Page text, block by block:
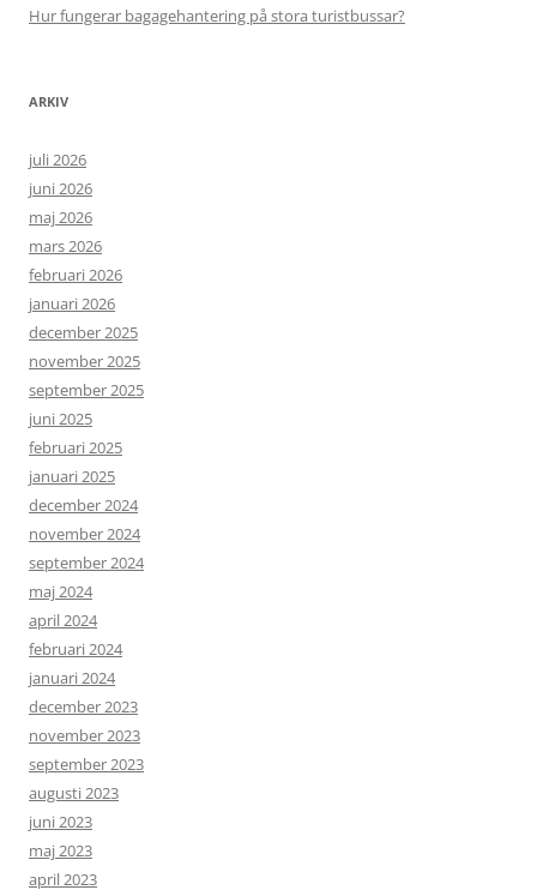
Hur fungerar bagagehantering på stora turistbussar?
ARKIV
juli 2026
juni 2026
maj 2026
mars 2026
februari 2026
januari 2026
december 2025
november 2025
september 2025
juni 2025
februari 2025
januari 2025
december 2024
november 2024
september 2024
maj 2024
april 2024
februari 2024
januari 2024
december 2023
november 2023
september 2023
augusti 2023
juni 2023
maj 2023
april 2023